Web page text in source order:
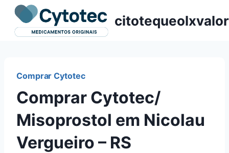
Pular
para
citotequeolxvalor
Comprar Cytotec
Comprar Cytotec/
Misoprostol em Nicolau
Vergueiro – RS